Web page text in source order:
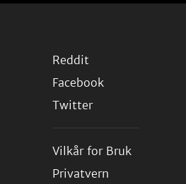
Reddit
Facebook
Twitter
Vilkår for Bruk
Privatvern